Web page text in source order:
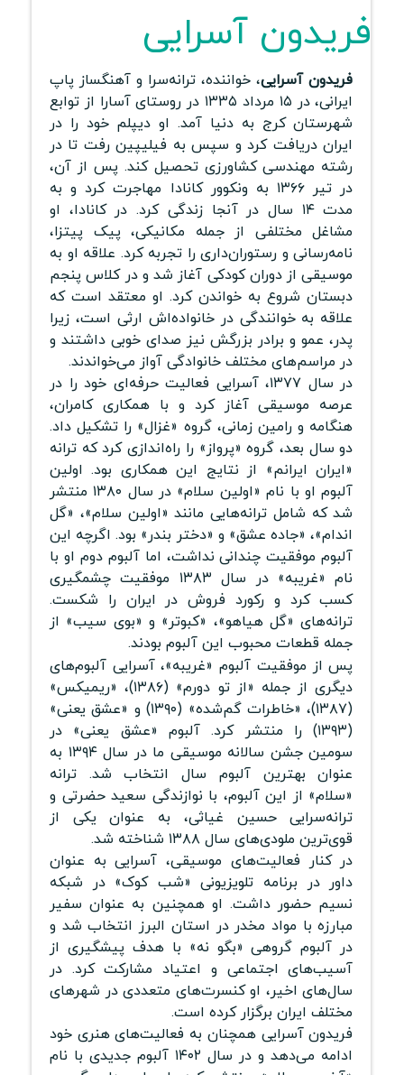
فریدون آسرایی
فریدون آسرایی، خواننده، ترانه‌سرا و آهنگساز پاپ
ایرانی، در ۱۵ مرداد ۱۳۳۵ در روستای آسارا از توابع
شهرستان کرج به دنیا آمد. او دیپلم خود را در
ایران دریافت کرد و سپس به فیلیپین رفت تا در
رشته مهندسی کشاورزی تحصیل کند. پس از آن،
در تیر ۱۳۶۶ به ونکوور کانادا مهاجرت کرد و به
مدت ۱۴ سال در آنجا زندگی کرد. در کانادا، او
مشاغل مختلفی از جمله مکانیکی، پیک پیتزا،
نامه‌رسانی و رستوران‌داری را تجربه کرد. علاقه او به
موسیقی از دوران کودکی آغاز شد و در کلاس پنجم
دبستان شروع به خواندن کرد. او معتقد است که
علاقه به خوانندگی در خانواده‌اش ارثی است، زیرا
پدر، عمو و برادر بزرگش نیز صدای خوبی داشتند و
در مراسم‌های مختلف خانوادگی آواز می‌خواندند.
در سال ۱۳۷۷، آسرایی فعالیت حرفه‌ای خود را در
عرصه موسیقی آغاز کرد و با همکاری کامران،
هنگامه و رامین زمانی، گروه «غزال» را تشکیل داد.
دو سال بعد، گروه «پرواز» را راه‌اندازی کرد که ترانه
«ایران ایرانم» از نتایج این همکاری بود. اولین
آلبوم او با نام «اولین سلام» در سال ۱۳۸۰ منتشر
شد که شامل ترانه‌هایی مانند «اولین سلام»، «گل
اندام»، «جاده عشق» و «دختر بندر» بود. اگرچه این
آلبوم موفقیت چندانی نداشت، اما آلبوم دوم او با
نام «غریبه» در سال ۱۳۸۳ موفقیت چشمگیری
کسب کرد و رکورد فروش در ایران را شکست.
ترانه‌های «گل هیاهو»، «کبوتر» و «بوی سیب» از
جمله قطعات محبوب این آلبوم بودند.
پس از موفقیت آلبوم «غریبه»، آسرایی آلبوم‌های
دیگری از جمله «از تو دورم» (۱۳۸۶)، «ریمیکس»
(۱۳۸۷)، «خاطرات گم‌شده» (۱۳۹۰) و «عشق یعنی»
(۱۳۹۳) را منتشر کرد. آلبوم «عشق یعنی» در
سومین جشن سالانه موسیقی ما در سال ۱۳۹۴ به
عنوان بهترین آلبوم سال انتخاب شد. ترانه
«سلام» از این آلبوم، با نوازندگی سعید حضرتی و
ترانه‌سرایی حسین غیاثی، به عنوان یکی از
قوی‌ترین ملودی‌های سال ۱۳۸۸ شناخته شد.
در کنار فعالیت‌های موسیقی، آسرایی به عنوان
داور در برنامه تلویزیونی «شب کوک» در شبکه
نسیم حضور داشت. او همچنین به عنوان سفیر
مبارزه با مواد مخدر در استان البرز انتخاب شد و
در آلبوم گروهی «بگو نه» با هدف پیشگیری از
آسیب‌های اجتماعی و اعتیاد مشارکت کرد. در
سال‌های اخیر، او کنسرت‌های متعددی در شهرهای
مختلف ایران برگزار کرده است.
فریدون آسرایی همچنان به فعالیت‌های هنری خود
ادامه می‌دهد و در سال ۱۴۰۲ آلبوم جدیدی با نام